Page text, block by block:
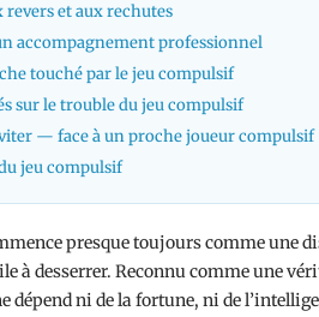
revers et aux rechutes
accompagnement professionnel
touché par le jeu compulsif
sur le trouble du jeu compulsif
— face à un proche joueur compulsif
jeu compulsif
presque toujours comme une
à desserrer. Reconnu comme une
dépend ni de la fortune, ni de